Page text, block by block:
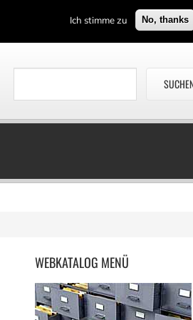
Ich stimme zu No, thanks
WEBKATALOG MENÜ